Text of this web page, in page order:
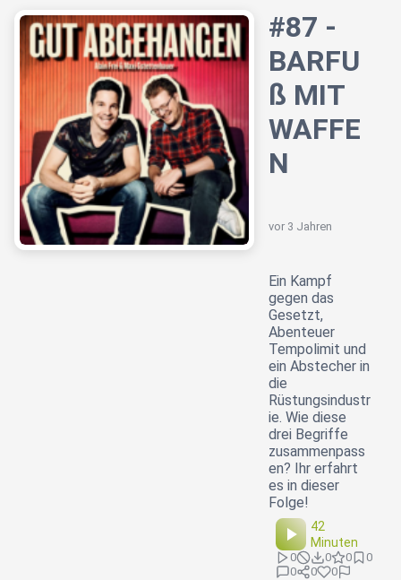
#87 -
BARFU
ß MIT
WAFFE
N
vor 3 Jahren
Ein Kampf
gegen das
Gesetzt,
Abenteuer
Tempolimit und
ein Abstecher in
die
Rüstungsindustr
ie. Wie diese
drei Begriffe
zusammenpass
en? Ihr erfahrt
es in dieser
Folge!
42
Minuten
0 0 0
0
0
0 0